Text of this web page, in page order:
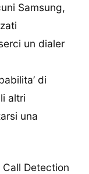
Samsung,
un dialer
di
altri
una
Detection